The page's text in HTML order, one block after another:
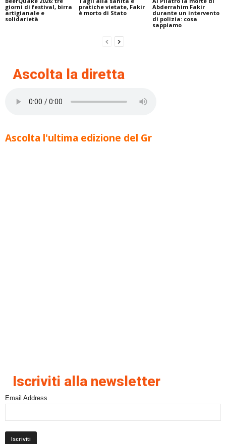
giorni di festival, birra
artigianale e
solidarietà
pratiche vietate, Fakir
è morto di Stato
Abderrahim Fakir
durante un intervento
di polizia: cosa
sappiamo
Ascolta la diretta
Ascolta l'ultima edizione del Gr
Iscriviti alla newsletter
Email Address